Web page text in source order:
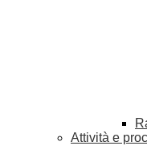
Attività e